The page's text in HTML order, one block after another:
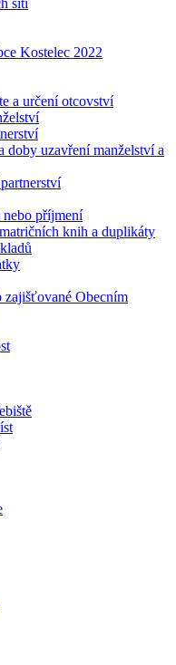
sítí
Kostelec 2022
a určení otcovství
doby uzavření manželství a
nebo příjmení
knih a duplikáty
zajišťované Obecním